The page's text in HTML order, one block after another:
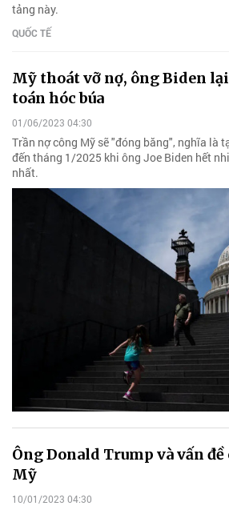
tảng này.
QUỐC TẾ
Mỹ thoát vỡ nợ, ông Biden
toán hóc búa
01/06/2023 04:30
Trần nợ công Mỹ sẽ "đóng băng", nghĩa là
đến tháng 1/2025 khi ông Joe Biden hết
nhất.
Ông Donald Trump và vấn
Mỹ
10/01/2023 04:30